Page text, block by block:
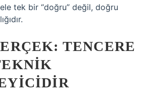
tek bir “doğru” değil, doğru
TENCERE